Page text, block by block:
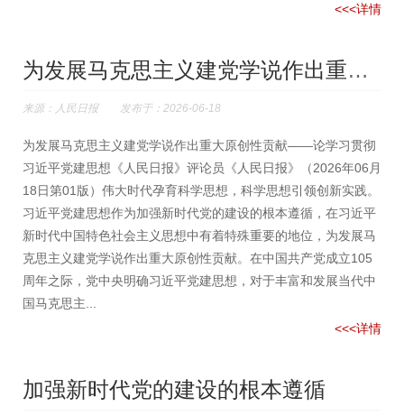
<<<详情
为发展马克思主义建党学说作出重大原创性贡献
来源：人民日报 发布于：2026-06-18
为发展马克思主义建党学说作出重大原创性贡献——论学习贯彻
习近平党建思想《人民日报》评论员《人民日报》（2026年06月
18日第01版）伟大时代孕育科学思想，科学思想引领创新实践。
习近平党建思想作为加强新时代党的建设的根本遵循，在习近平
新时代中国特色社会主义思想中有着特殊重要的地位，为发展马
克思主义建党学说作出重大原创性贡献。在中国共产党成立105
周年之际，党中央明确习近平党建思想，对于丰富和发展当代中
国马克思主...
<<<详情
加强新时代党的建设的根本遵循